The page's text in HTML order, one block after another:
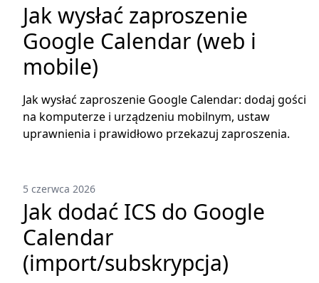
Jak wysłać zaproszenie
Google Calendar (web i
mobile)
Jak wysłać zaproszenie Google Calendar: dodaj gości
na komputerze i urządzeniu mobilnym, ustaw
uprawnienia i prawidłowo przekazuj zaproszenia.
5 czerwca 2026
Jak dodać ICS do Google
Calendar
(import/subskrypcja)